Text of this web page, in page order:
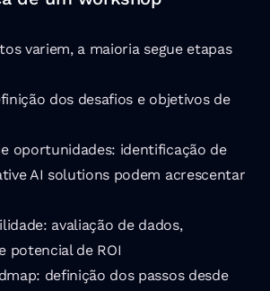
variem, a maioria segue etapas
dos desafios e objetivos de
oportunidades: identificação de
AI solutions podem acrescentar
avaliação de dados,
potencial de ROI
definição dos passos desde